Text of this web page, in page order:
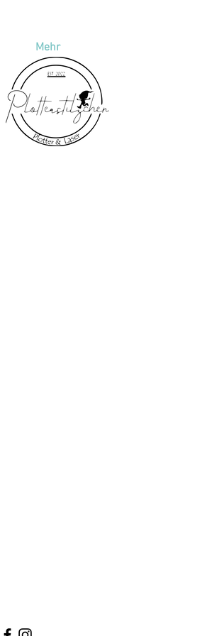
Mehr